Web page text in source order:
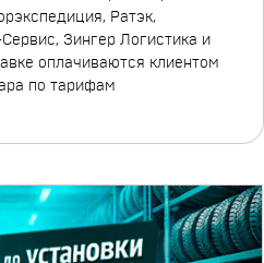
Ратэк,
Зингер Логистика и
оплачиваются клиентом
по тарифам